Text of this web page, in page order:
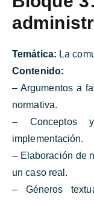
Temática: La
Contenido:
– Argumentos a
normativa.
– Conceptos
implementación.
– Elaboración de
un caso real.
– Géneros